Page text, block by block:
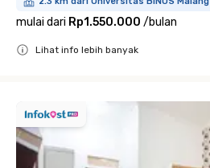
mulai dari Rp1.550.000 /bulan
Lihat info lebih banyak